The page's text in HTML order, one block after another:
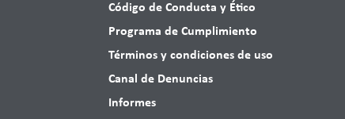
Código de Conducta y Ético
Programa de Cumplimiento
Términos y condiciones de uso
Canal de Denuncias
Informes